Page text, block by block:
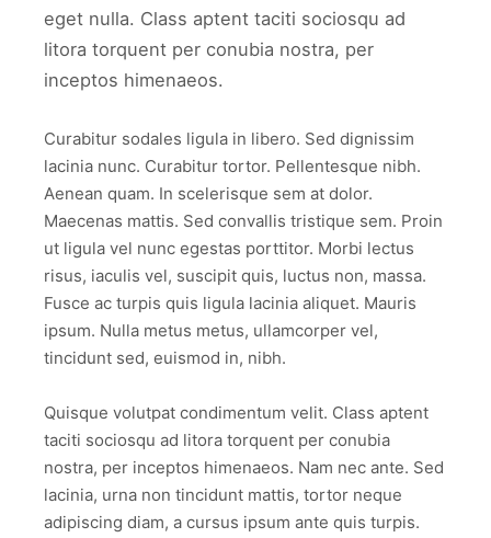
eget nulla. Class aptent taciti sociosqu ad
litora torquent per conubia nostra, per
inceptos himenaeos.
Curabitur sodales ligula in libero. Sed dignissim
lacinia nunc. Curabitur tortor. Pellentesque nibh.
Aenean quam. In scelerisque sem at dolor.
Maecenas mattis. Sed convallis tristique sem. Proin
ut ligula vel nunc egestas porttitor. Morbi lectus
risus, iaculis vel, suscipit quis, luctus non, massa.
Fusce ac turpis quis ligula lacinia aliquet. Mauris
ipsum. Nulla metus metus, ullamcorper vel,
tincidunt sed, euismod in, nibh.
Quisque volutpat condimentum velit. Class aptent
taciti sociosqu ad litora torquent per conubia
nostra, per inceptos himenaeos. Nam nec ante. Sed
lacinia, urna non tincidunt mattis, tortor neque
adipiscing diam, a cursus ipsum ante quis turpis.